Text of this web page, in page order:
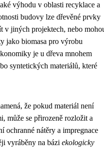
výhodu v oblasti recyklace a
budovy lze dřevěné prvky
v jiných projektech, nebo
jako biomasa pro výrobu
je u dřeva mnohem
syntetických materiálů, které
že pokud materiál není
může se přirozeně rozložit a
nátěry a impregnace
vyráběny na bázi ekologicky